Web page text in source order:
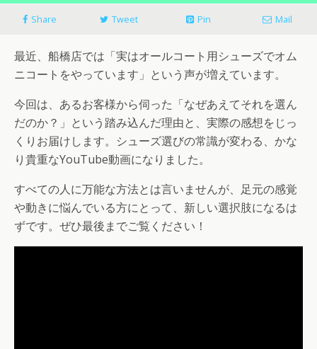
Share Tweet Pin Mail
最近、船橋店では「実はオールコート用シューズでオム
ニコートをやっています」という声が増えています。
今回は、あるお客様から伺った「なぜあえてそれを選ん
だのか？」という踏み込んだ理由と、実際の感想をじっ
くりお届けします。シューズ選びの常識が変わる、かな
り貴重なYouTube動画になりました。
すべての人に万能な方法とは言いませんが、足元の感覚
や動きに悩んでいる方にとって、新しい選択肢になるは
ずです。ぜひ最後までご覧ください！